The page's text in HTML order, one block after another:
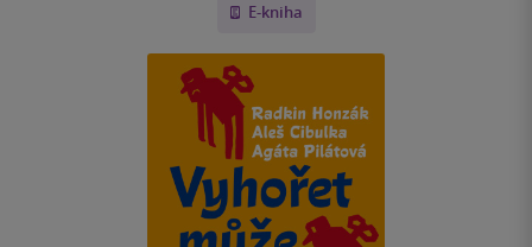
E-kniha